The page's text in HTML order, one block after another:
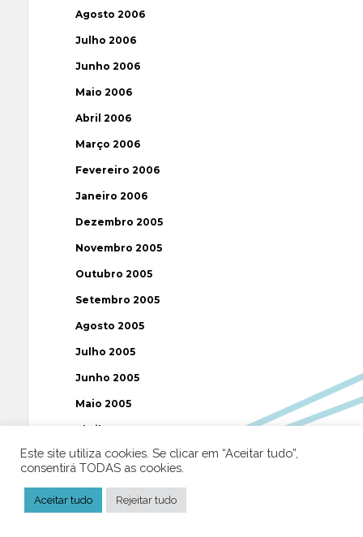
Agosto 2006
Julho 2006
Junho 2006
Maio 2006
Abril 2006
Março 2006
Fevereiro 2006
Janeiro 2006
Dezembro 2005
Novembro 2005
Outubro 2005
Setembro 2005
Agosto 2005
Julho 2005
Junho 2005
Maio 2005
Abril 2005
Março 2005
Janeiro 2005
Este site utiliza cookies. Se clicar em “Aceitar tudo”,
consentirá TODAS as cookies.
Aceitar tudo Rejeitar tudo